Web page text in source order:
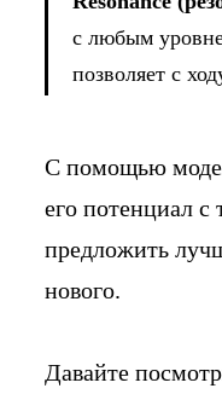
с любым
позволяет с
С помощью
его потенциал с
предложить
нового.
Давайте